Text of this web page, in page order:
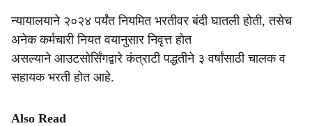
न्यायालयाने २०२४ पर्यंत नियमित भरतीवर बंदी घातली होती, तसेच
अनेक कर्मचारी नियत वयानुसार निवृत्त होत
असल्याने आउटसोर्सिंगद्वारे कंत्राटी पद्धतीने ३ वर्षांसाठी चालक व
सहायक भरती होत आहे.
Also Read